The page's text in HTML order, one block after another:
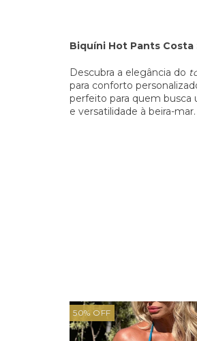
Biquíni Hot Pants
Descubra a elegância do
para conforto
perfeito para quem busca
e versatilidade à beira-mar.
50% OFF